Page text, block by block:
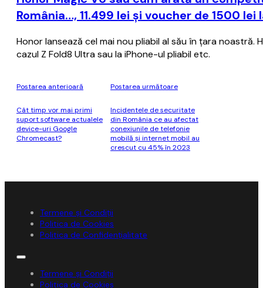
România…, 11.499 lei și voucher de 1500
Honor lansează cel mai nou pliabil al său în țara
cazul Z Fold8 Ultra sau la iPhone-ul pliabil etc.
Postarea anterioară
Cât timp vor mai primi
suport software actualele
device-uri Google
Chromecast?
Postarea următoare
Incidentele de securitate
din România ce au afectat
conexiunile de telefonie
mobilă şi internet mobil au
crescut cu 45% în 2023
Termene și Condiții
Politica de Cookies
Politica de Confidențialitate
Termene și Condiții
Politica de Cookies